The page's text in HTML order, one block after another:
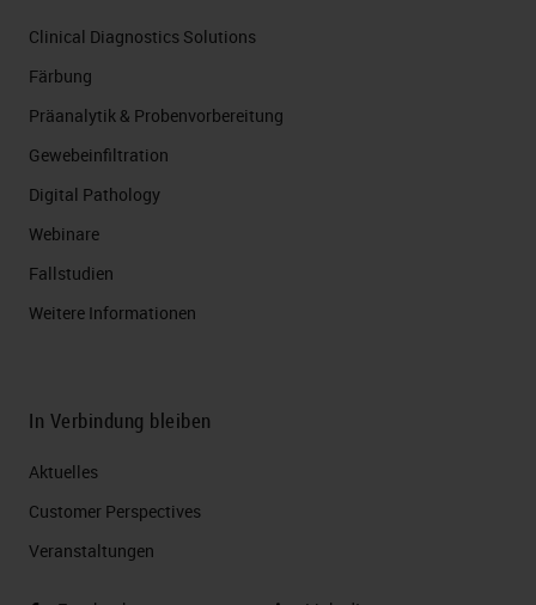
Clinical Diagnostics Solutions
Färbung
Präanalytik & Probenvorbereitung
Gewebeinfiltration
Digital Pathology
Webinare
Fallstudien
Weitere Informationen
In Verbindung bleiben
Aktuelles
Customer Perspectives​
Veranstaltungen